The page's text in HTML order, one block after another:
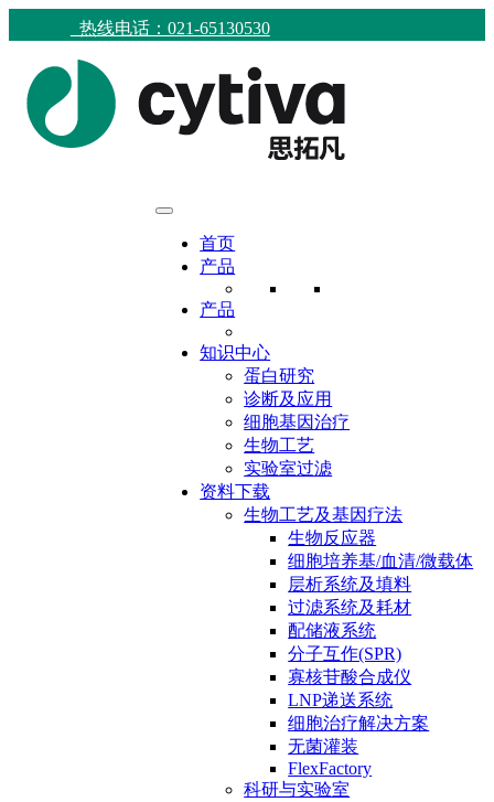
热线电话：021-65130530
首页
产品
产品
知识中心
蛋白研究
诊断及应用
细胞基因治疗
生物工艺
实验室过滤
资料下载
生物工艺及基因疗法
生物反应器
细胞培养基/血清/微载体
层析系统及填料
过滤系统及耗材
配储液系统
分子互作(SPR)
寡核苷酸合成仪
LNP递送系统
细胞治疗解决方案
无菌灌装
FlexFactory
科研与实验室